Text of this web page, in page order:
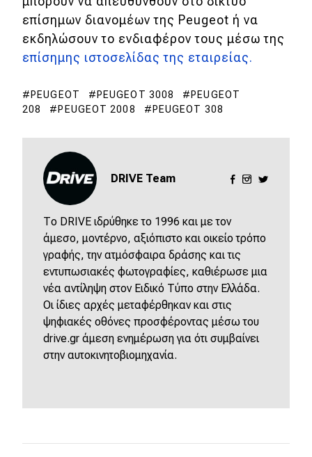
επίσημων διανομέων της Peugeot ή να
εκδηλώσουν το ενδιαφέρον τους μέσω της
επίσημης ιστοσελίδας της εταιρείας.
PEUGEOT PEUGEOT 3008
PEUGEOT
208
PEUGEOT 2008 PEUGEOT 308
DRIVE Team
Το DRIVE ιδρύθηκε το 1996 και με τον
άμεσο, μοντέρνο, αξιόπιστο και οικείο τρόπο
γραφής, την ατμόσφαιρα δράσης και τις
εντυπωσιακές φωτογραφίες, καθιέρωσε μια
νέα αντίληψη στον Ειδικό Τύπο στην Ελλάδα.
Οι ίδιες αρχές μεταφέρθηκαν και στις
ψηφιακές οθόνες προσφέροντας μέσω του
drive.gr άμεση ενημέρωση για ότι συμβαίνει
στην αυτοκινητοβιομηχανία.